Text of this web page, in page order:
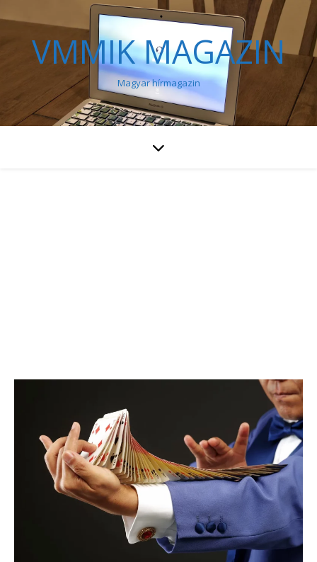
VMMIK MAGAZIN
Magyar hírmagazin